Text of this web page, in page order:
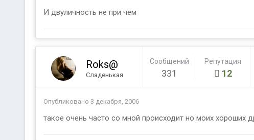
И двуличность не при чем
Roks@
Сладенькая
Сообщений
331
Репутация
12
Опубликовано 3 декабря, 2006
такое очень часто со мной происходит но моих хороших